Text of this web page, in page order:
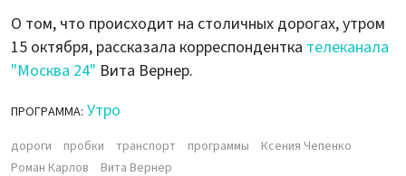
О том, что происходит на столичных дорогах, утром
15 октября, рассказала корреспондентка телеканала
"Москва 24" Вита Вернер.
ПРОГРАММА: Утро
дороги пробки транспорт программы
Ксения Чепенко
Роман Карлов
Вита Вернер